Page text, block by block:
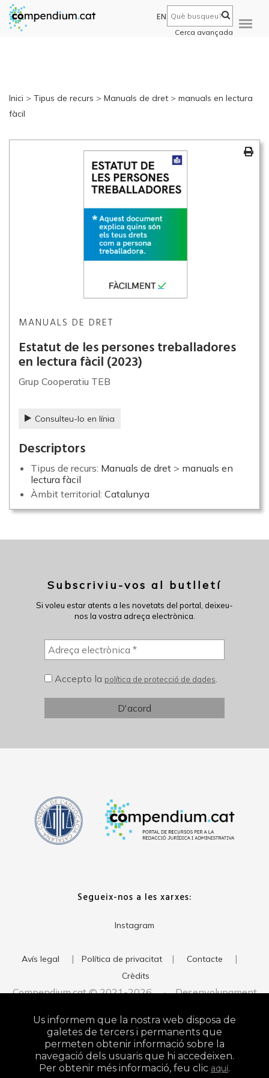
EN
Cerca avançada
Inici > Tipus de recurs > Manuals de dret > manuals en lectura
fàcil
MANUALS DE DRET
Estatut de les persones treballadores
en lectura fàcil (2023)
Grup Cooperatiu TEB
Consulteu-lo en línia
Descriptors
Tipus de recurs: Manuals de dret > manuals en
lectura fàcil
Àmbit territorial: Catalunya
Subscriviu-vos al butlletí
Si voleu estar atents a les novetats del portal, deixeu-
nos la vostra adreça electrònica.
Accepto la política de protecció de dades.
Segueix-nos a les xarxes:
Instagram
Avís legal | Política de privacitat | Contacte |
Crèdits
Compendium.cat © 2021-2026 · Desenvolupament
Studio
Us informem que la nostra web disposa de
galetes de tercers i permanents que
permeten obtenir informació sobre la
navegació dels usuaris que hi accedeixen.
Per obtenir més informació, feu clic aquí.